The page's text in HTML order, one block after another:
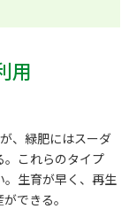
用
、緑肥にはスーダ
。これらのタイプ
。生育が早く、再生
できる。